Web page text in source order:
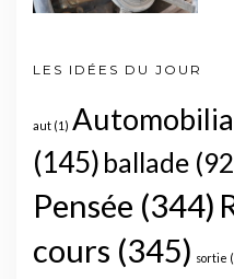
LES IDÉES DU JOUR
aut (1) Automobilia
(145) ballade
Pensée (344)
cours (345) sortie